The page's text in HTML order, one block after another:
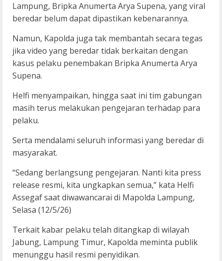
Lampung, Bripka Anumerta Arya Supena, yang viral
beredar belum dapat dipastikan kebenarannya.
Namun, Kapolda juga tak membantah secara tegas
jika video yang beredar tidak berkaitan dengan
kasus pelaku penembakan Bripka Anumerta Arya
Supena.
Helfi menyampaikan, hingga saat ini tim gabungan
masih terus melakukan pengejaran terhadap para
pelaku.
Serta mendalami seluruh informasi yang beredar di
masyarakat.
“Sedang berlangsung pengejaran. Nanti kita press
release resmi, kita ungkapkan semua,” kata Helfi
Assegaf saat diwawancarai di Mapolda Lampung,
Selasa (12/5/26)
Terkait kabar pelaku telah ditangkap di wilayah
Jabung, Lampung Timur, Kapolda meminta publik
menunggu hasil resmi penyidikan.